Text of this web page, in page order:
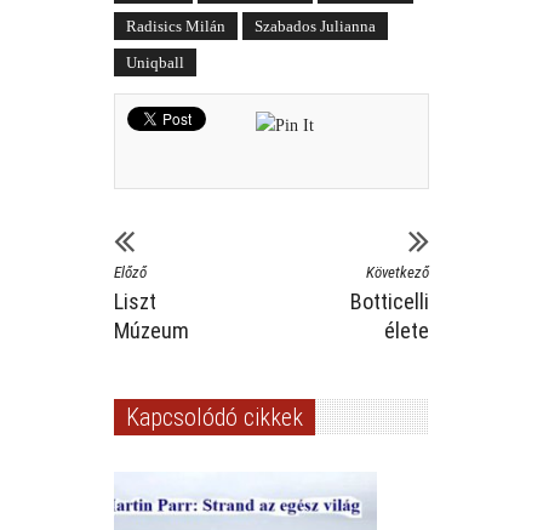
Radisics Milán
Szabados Julianna
Uniqball
Előző
Liszt
Múzeum
Következő
Botticelli
élete
Kapcsolódó cikkek